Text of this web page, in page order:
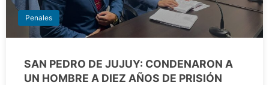
Penales
SAN PEDRO DE JUJUY: CONDENARON A
UN HOMBRE A DIEZ AÑOS DE PRISIÓN